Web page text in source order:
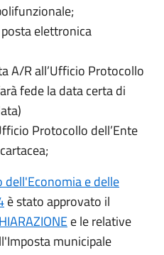
elettronica
A/R all’Ufficio Protocollo
fede la data certa di
Protocollo dell’Ente
e delle
è stato approvato il
e le relative
municipale